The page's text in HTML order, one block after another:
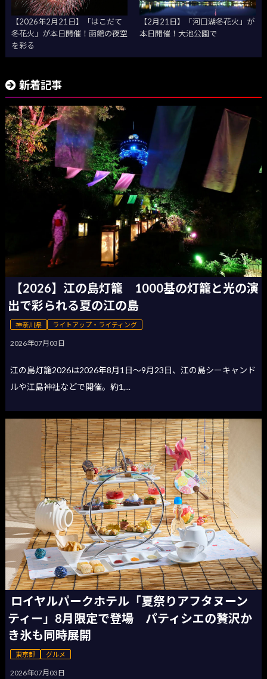
【2026年2月21日】「はこだて
冬花火」が本日開催！函館の夜空
を彩る
【2月21日】「河口湖冬花火」が
本日開催！大池公園で
新着記事
【2026】江の島灯籠 1000基の灯籠と光の演
出で彩られる夏の江の島
神奈川県 ライトアップ・ライティング
2026年07月03日
江の島灯籠2026は2026年8月1日〜9月23日、江の島シーキャンド
ルや江島神社などで開催。約1,...
ロイヤルパークホテル「夏祭りアフタヌーン
ティー」8月限定で登場 パティシエの贅沢か
き氷も同時展開
東京都 グルメ
2026年07月03日